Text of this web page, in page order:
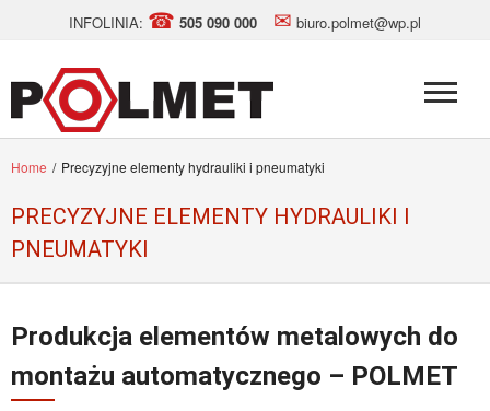
INFOLINIA: ☎ 505 090 000 ✉ biuro.polmet@wp.pl
PRECYZYJNE ELEMENTY HYDRAULIKI I
PNEUMATYKI
Home / Precyzyjne elementy hydrauliki i pneumatyki
Produkcja elementów metalowych do
montażu automatycznego – POLMET